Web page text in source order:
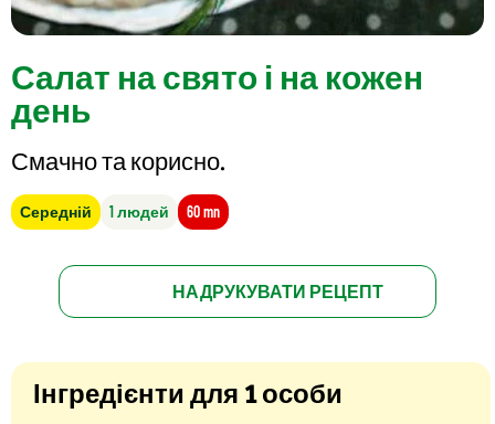
Салат на свято і на кожен
день
Смачно та корисно.
Середній 1 людей 60 mn
НАДРУКУВАТИ РЕЦЕПТ
Інгредієнти для 1 особи